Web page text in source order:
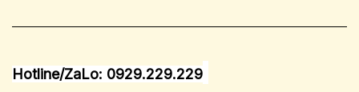
Hotline/ZaLo: 0929.229.229